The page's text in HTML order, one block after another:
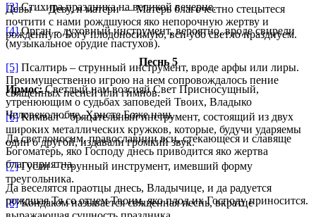
[3]Стихира праздника на великой вечерне.
[4]Орган – духовный инструмент, вероятно, вроде свирели
(музыкальное орудие пастухов).
[5] Псалтирь – струнный инструмент, вроде арфы или лиры.
Преимущественно игрою на нем сопровождалось пение
священных песней или гимнов.
[6]Кимвал – бряцательный инструмент, состоящий из двух
широких металлических кружков, которые, будучи ударяемы
один о другой, издавали громкий звук.
[7]Гусли – струнный инструмент, имевший форму
треугольника.
[8]Кондаком называется священная песнь, вкратце
Девы — Деву, и матери — Матерь благочестно стецытеся
почтити с нами рождшуюся яко непорочную жертву и
рожденную Богу плодоносимую, вси убо светло празднуем.
Песнь 5
Ирмос:Светлый нам возсияй Свет Присносущный,
утренюющим о судьбах заповедей Твоих, Владыко
Человеколюбче, Христе Боже наш.
Да светлоносим, православнии вси, стекающеся и славяще
Богоматерь, яко Господу днесь приводится яко жертва
благоприятна.
Да веселятся праотцы днесь, Владычице, и да радуется
рождшая Тя со отцем Твоим, яко плод их Господу приносится.